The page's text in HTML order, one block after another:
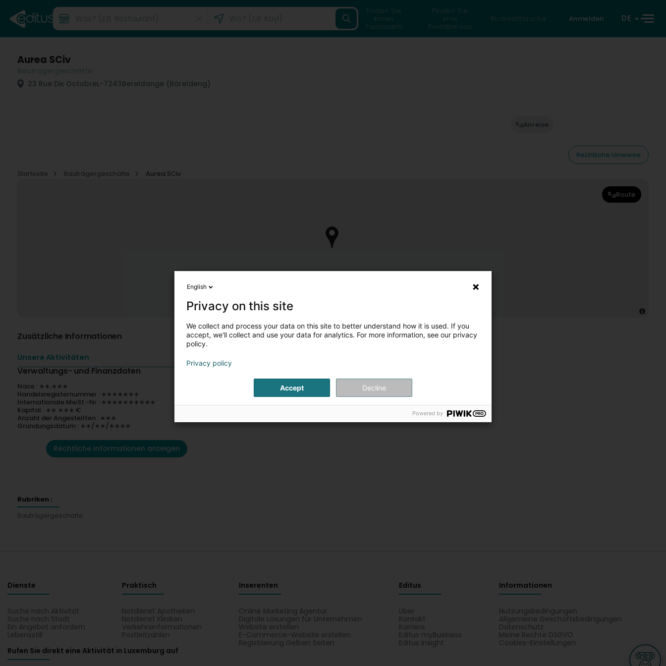
Finden Sie
einen
Fachmann
Finden Sie
eine
Privatperson
Rückwärtssuche Anmelden DE
Aurea SCiv
23 Rue Dix OctobreL-7243Bereldange (Bäreldeng)
Anreise
Rechtliche Hinweise
Startseite
Bauträgergeschäfte Aurea SCiv
Route
Zusätzliche Informationen
Unsere Aktivitäten
Verwaltungs- und Finanzdaten
Nace : ∗∗.∗∗∗
Handelsregisternummer : ∗∗∗∗∗∗∗
Internationale MwSt.-Nr : ∗∗∗∗∗∗∗∗∗∗
Kapital : ∗∗ ∗∗∗ €
Anzahl der Angestellten : ∗∗∗
Gründungsdatum : ∗∗/∗∗/∗∗∗∗
Rechtliche Informationen anzeigen
Rubriken :
Bauträgergeschäfte
Dienste
Suche nach Aktivität
Suche nach Stadt
Ein Angebot anfordern
Lebensstill
Praktisch
Notdienst Apotheken
Notdienst Kliniken
Verkehrsinformationen
Postleitzahlen
Inserenten
Online Marketing Agentur
Digitale Lösungen für Unternehmen
Website erstellen
E-Commerce-Website erstellen
Registrierung Gelben Seiten
Editus
Über
Kontakt
Karriere
Editus myBusiness
Editus Insight
Informationen
Nutzungsbedingungen
Allgemeine Geschäftsbedingungen
Datenschutz
Meine Rechte DSGVO
Cookies-Einstellungen
Rufen Sie direkt eine Aktivität in Luxemburg auf
English
Privacy on this site
We collect and process your data on this site to better understand how it is used. If you
accept, we'll collect and use your data for analytics. For more information, see our privacy
policy.
Privacy policy
Accept Decline
Powered by